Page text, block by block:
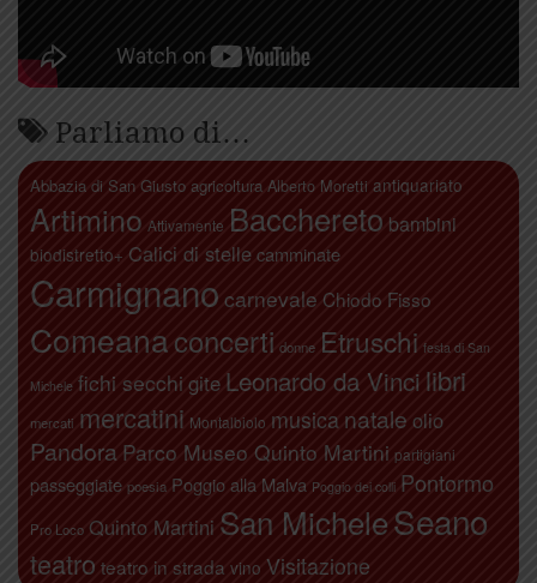
Parliamo di…
Abbazia di San Giusto agricoltura Alberto Moretti antiquariato
Artimino Attivamente Bacchereto bambini
biodistretto+ Calici di stelle camminate
Carmignano carnevale Chiodo Fisso
Comeanaconcerti donne Etruschi festa di San
Michele fichi secchi gite Leonardo da Vinci libri
mercati mercatini Montalbiolo musica natale olio
Pandora Parco Museo Quinto Martini partigiani
passeggiate poesia Poggio alla Malva Poggio dei colli Pontormo
Pro Loco Quinto Martini San MicheleSeano
teatro teatro in strada vino Visitazione